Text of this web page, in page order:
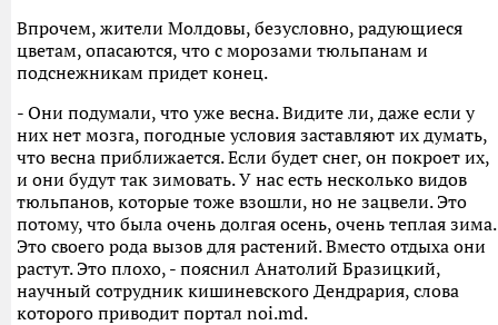
Впрочем, жители Молдовы, безусловно, радующиеся
цветам, опасаются, что с морозами тюльпанам и
подснежникам придет конец.
- Они подумали, что уже весна. Видите ли, даже если у
них нет мозга, погодные условия заставляют их думать,
что весна приближается. Если будет снег, он покроет их,
и они будут так зимовать. У нас есть несколько видов
тюльпанов, которые тоже взошли, но не зацвели. Это
потому, что была очень долгая осень, очень теплая зима.
Это своего рода вызов для растений. Вместо отдыха они
растут. Это плохо, - пояснил Анатолий Бразицкий,
научный сотрудник кишиневского Дендрария, слова
которого приводит портал noi.md.